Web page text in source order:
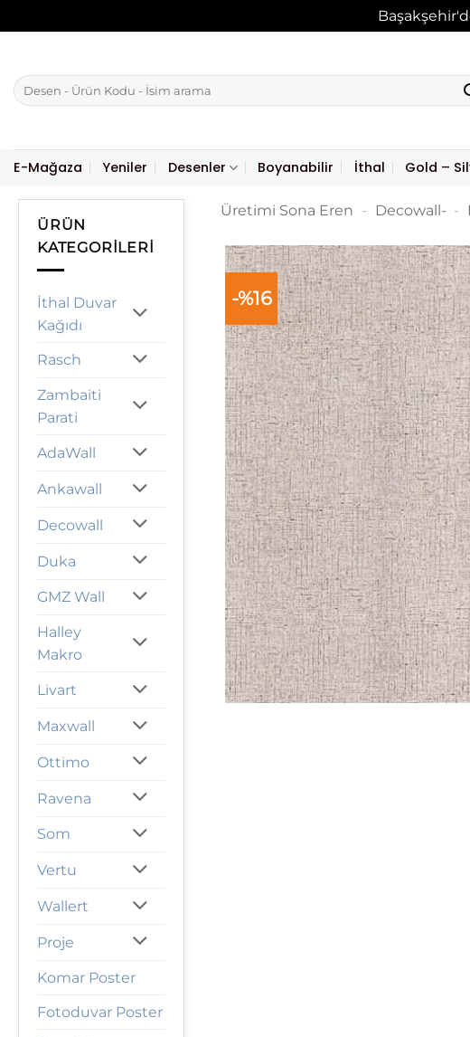
Ara:
E-Mağaza Yeniler Desenler Boyanabilir İthal Gold –
ÜRÜN
KATEGORILERI
İthal Duvar
Kağıdı
Rasch
Zambaiti
Parati
AdaWall
Ankawall
Decowall
Duka
GMZ Wall
Halley
Makro
Livart
Maxwall
Ottimo
Ravena
Som
Vertu
Wallert
Proje
Komar Poster
Fotoduvar Poster
Üretimi Sona Eren - Decowall- -
-%16